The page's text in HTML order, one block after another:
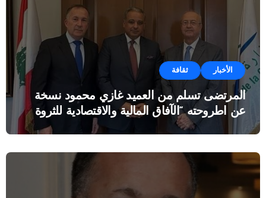
الأخبار ثقافة
المرتضى تسلم من العميد غازي محمود نسخة
عن اطروحته “الآفاق المالية والاقتصادية للثروة